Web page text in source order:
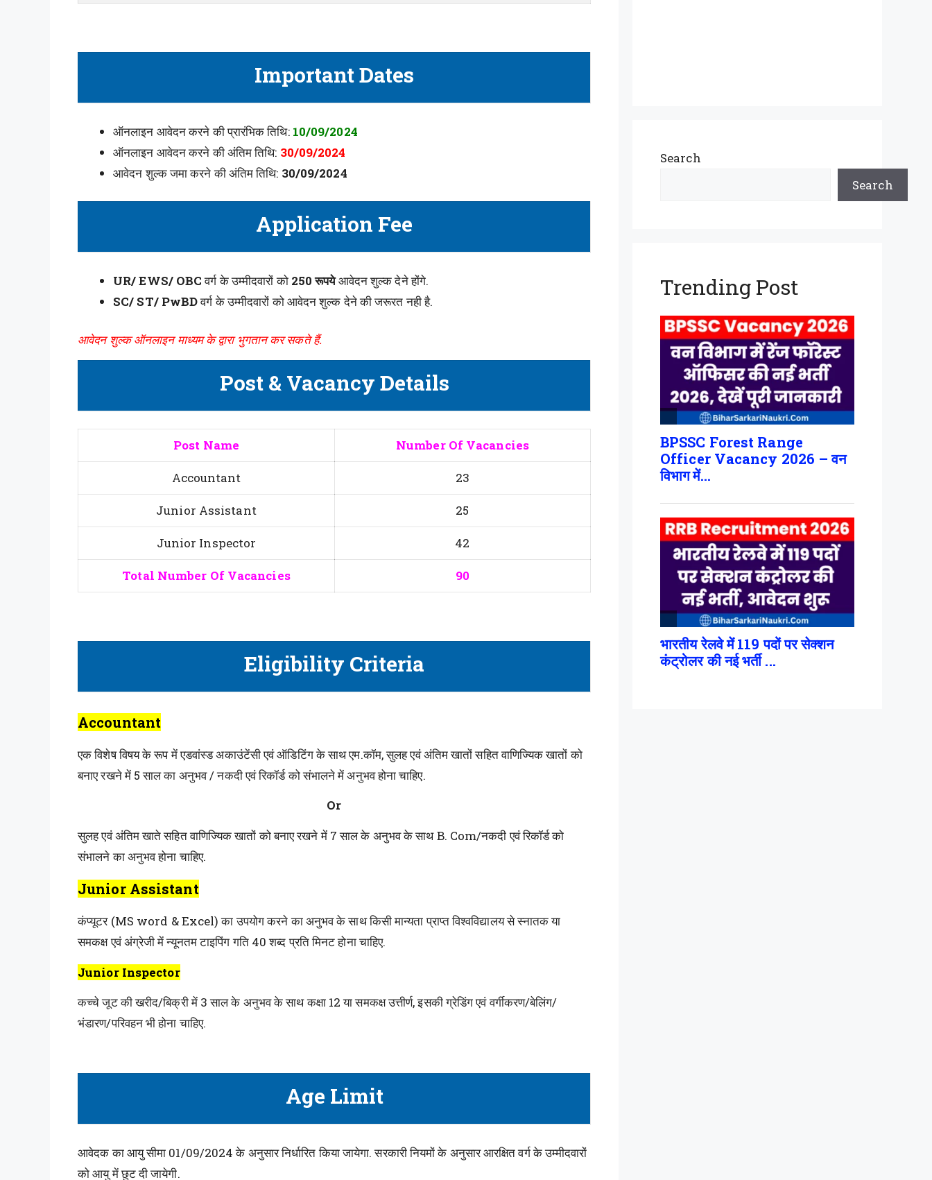
Important Dates
ऑनलाइन आवेदन करने की प्रारंभिक तिथि: 10/09/2024
ऑनलाइन आवेदन करने की अंतिम तिथि: 30/09/2024
आवेदन शुल्क जमा करने की अंतिम तिथि: 30/09/2024
Application Fee
UR/ EWS/ OBCवर्ग के उम्मीदवारों को 250 रूपयेआवेदन शुल्क देने होंगे.
SC/ ST/ PwBDवर्ग के उम्मीदवारों को आवेदन शुल्क देने की जरूरत नही है.
आवेदन शुल्क ऑनलाइन माध्यम के द्वारा भुगतान कर सकते हैं.
Post & Vacancy Details
Post Name Number Of Vacancies
Accountant 23
Junior Assistant 25
Junior Inspector 42
Total Number Of Vacancies 90
Eligibility Criteria
Accountant
एक विशेष विषय के रूप में एडवांस्ड अकाउंटेंसी एवं ऑडिटिंग के साथ एम.कॉम, सुलह एवं अंतिम खातों सहित वाणिज्यिक खातों को
बनाए रखने में 5 साल का अनुभव / नकदी एवं रिकॉर्ड को संभालने में अनुभव होना चाहिए.
Or
सुलह एवं अंतिम खाते सहित वाणिज्यिक खातों को बनाए रखने में 7 साल के अनुभव के साथ B. Com/नकदी एवं रिकॉर्ड को
संभालने का अनुभव होना चाहिए.
Junior Assistant
कंप्यूटर (MS word & Excel) का उपयोग करने का अनुभव के साथ किसी मान्यता प्राप्त विश्वविद्यालय से स्नातक या
समकक्ष एवं अंग्रेजी में न्यूनतम टाइपिंग गति 40 शब्द प्रति मिनट होना चाहिए.
Junior Inspector
कच्चे जूट की खरीद/बिक्री में 3 साल के अनुभव के साथ कक्षा 12 या समकक्ष उत्तीर्ण, इसकी ग्रेडिंग एवं वर्गीकरण/बेलिंग/
भंडारण/परिवहन भी होना चाहिए.
Age Limit
आवेदक का आयु सीमा 01/09/2024 के अनुसार निर्धारित किया जायेगा. सरकारी नियमों के अनुसार आरक्षित वर्ग के उम्मीदवारों
को आयु में छुट दी जायेगी.
Search
Search
Trending Post